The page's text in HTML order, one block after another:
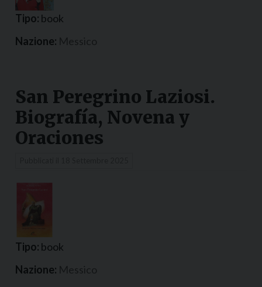
Tipo: book
Nazione:
San Peregrino Laziosi.
Biografía, Novena y
Oraciones
Tipo: book
Nazione: